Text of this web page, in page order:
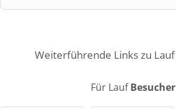
NameWeiterführende Links zu Lauf
Für LaufBesucher